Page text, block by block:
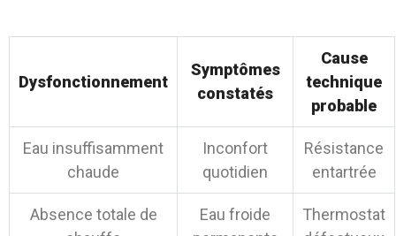
Dysfonctionnement
Symptômes
constatés
Cause
technique
probable
Eau insuffisamment
chaude
Inconfort
quotidien
Résistance
entartrée
Absence totale de
Eau froide
Thermostat